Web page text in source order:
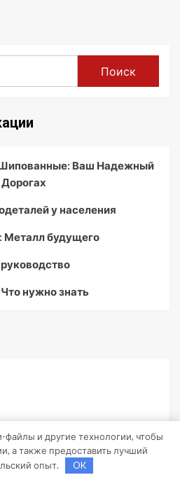
Поиск
Ваш Надежный
у населения
будущего
нужно знать
файлы и другие технологии, чтобы
а также предоставить лучший
опыт.
OK